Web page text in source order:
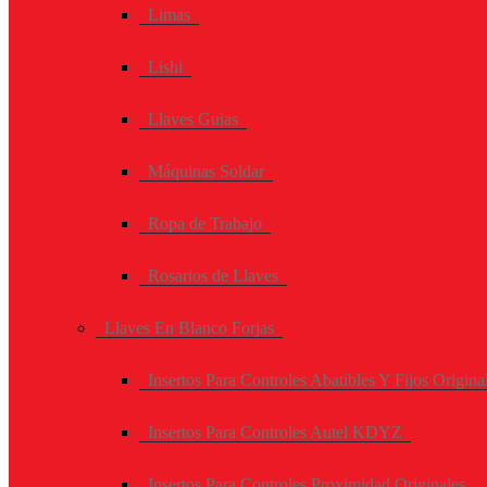
Limas
Lishi
Llaves Guias
Máquinas Soldar
Ropa de Trabajo
Rosarios de Llaves
Llaves En Blanco Forjas
Insertos Para Controles Abatibles Y Fijos
Insertos Para Controles Autel KDYZ